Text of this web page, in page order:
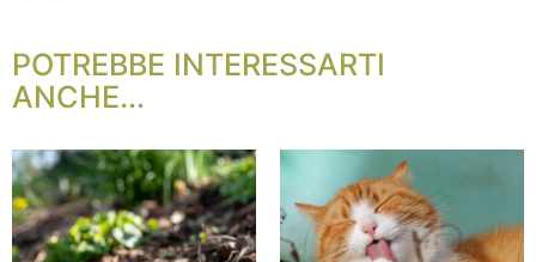
POTREBBE INTERESSARTI
ANCHE...